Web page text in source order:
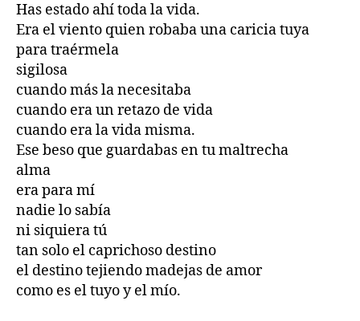
Has estado ahí toda la vida.
Era el viento quien robaba una caricia tuya
para traérmela
sigilosa
cuando más la necesitaba
cuando era un retazo de vida
cuando era la vida misma.
Ese beso que guardabas en tu maltrecha
alma
era para mí
nadie lo sabía
ni siquiera tú
tan solo el caprichoso destino
el destino tejiendo madejas de amor
como es el tuyo y el mío.